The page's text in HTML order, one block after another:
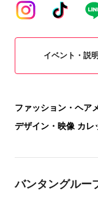
ファッション・ヘア
デザイン・映像 カレ
イベント・説
バンタングルー